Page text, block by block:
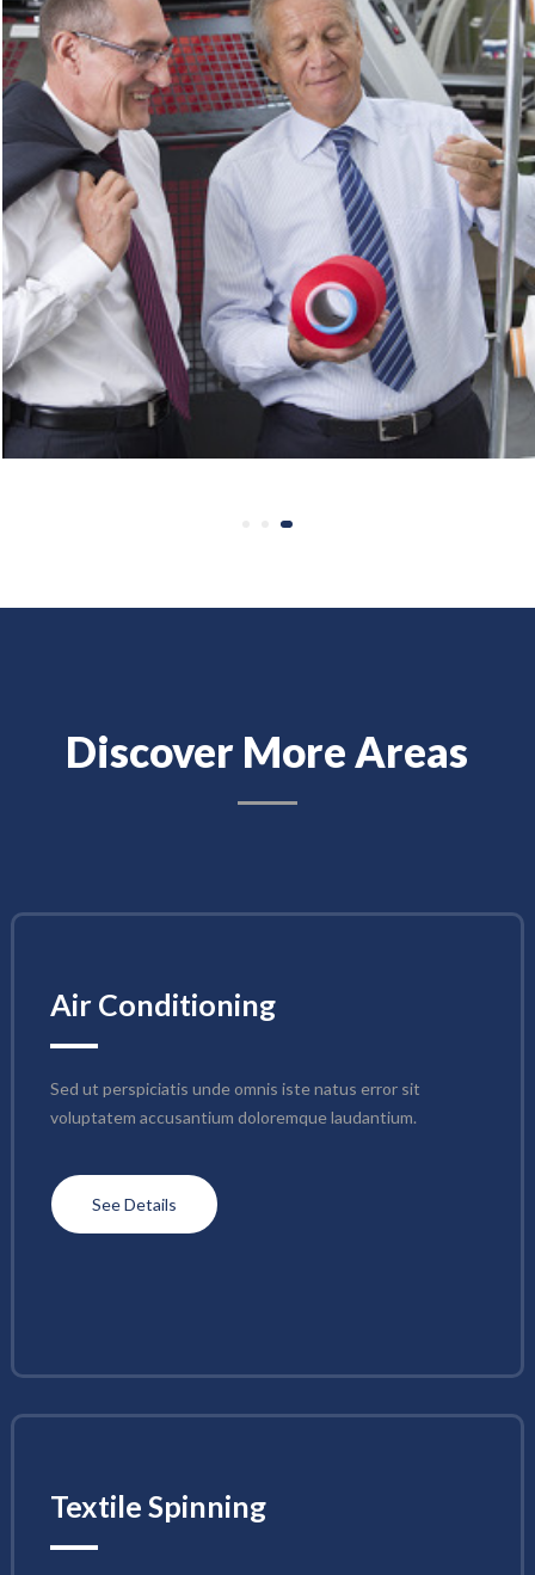
Discover More Areas
Air Conditioning
Sed ut perspiciatis unde omnis iste natus error sit
voluptatem accusantium doloremque laudantium.
See Details
Textile Spinning